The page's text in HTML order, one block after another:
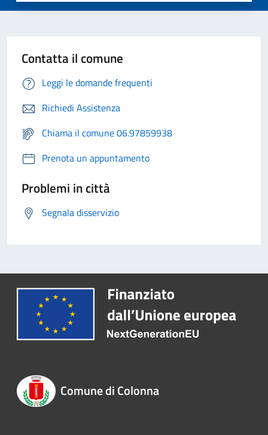
Contatta il comune
Leggi le domande frequenti
Richiedi Assistenza
Chiama il comune 06.97859938
Prenota un appuntamento
Problemi in città
Segnala disservizio
Comune di Colonna